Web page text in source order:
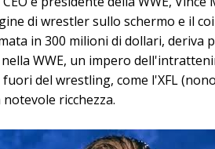
di wrestler sullo schermo e il
in 300 milioni di dollari, deriva
WWE, un impero
del wrestling, come l'XFL
ricchezza.